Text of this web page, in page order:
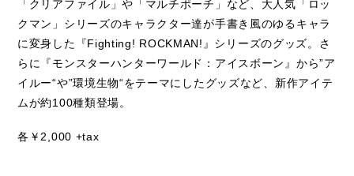
「クリアファイル」や「マルチポーチ」など、大人気「ロッ
クマン」シリーズのキャラクター達が手書き風のゆるキャラ
に変身した『Fighting! ROCKMAN!』シリーズのグッズ。さ
らに『モンスターハンターワールド：アイスボーン』から”ア
イルー“や”環境生物“をテーマにしたグッズなど、新作アイテ
ムが約100種類登場。
各￥2,000 +tax